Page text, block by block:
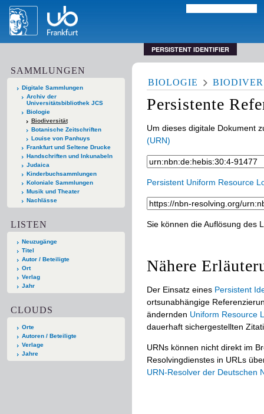
PERSISTENT IDENTIFIER
SAMMLUNGEN
Digitale Sammlungen
Archiv der
Universitätsbibliothek JCS
Biologie
Biodiversität
Botanische Zeitschriften
Louise von Panhuys
Frankfurt und Seltene Drucke
Handschriften und Inkunabeln
Judaica
Kinderbuchsammlungen
Koloniale Sammlungen
Musik und Theater
Nachlässe
LISTEN
Neuzugänge
Titel
Autor / Beteiligte
Ort
Verlag
Jahr
CLOUDS
Orte
Autoren / Beteiligte
Verlage
Jahre
BIOLOGIE
Persistente
Um dieses digitale Dokument
(URN)
Persistent Uniform Resource
Sie können die Auflösung des
Nähere
Der Einsatz eines Persistent
ortsunabhängige
ändernden Uniform Resource
dauerhaft sichergestellten
URNs können nicht direkt im
Resolvingdienstes in URLs
URN-Resolver der Deutschen